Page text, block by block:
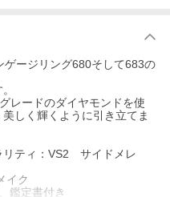
ゲージリング680そして683の
レードのダイヤモンドを使
しく輝くように引き立てま
ティ：VS2 サイドメレ
イク
鑑定書付き